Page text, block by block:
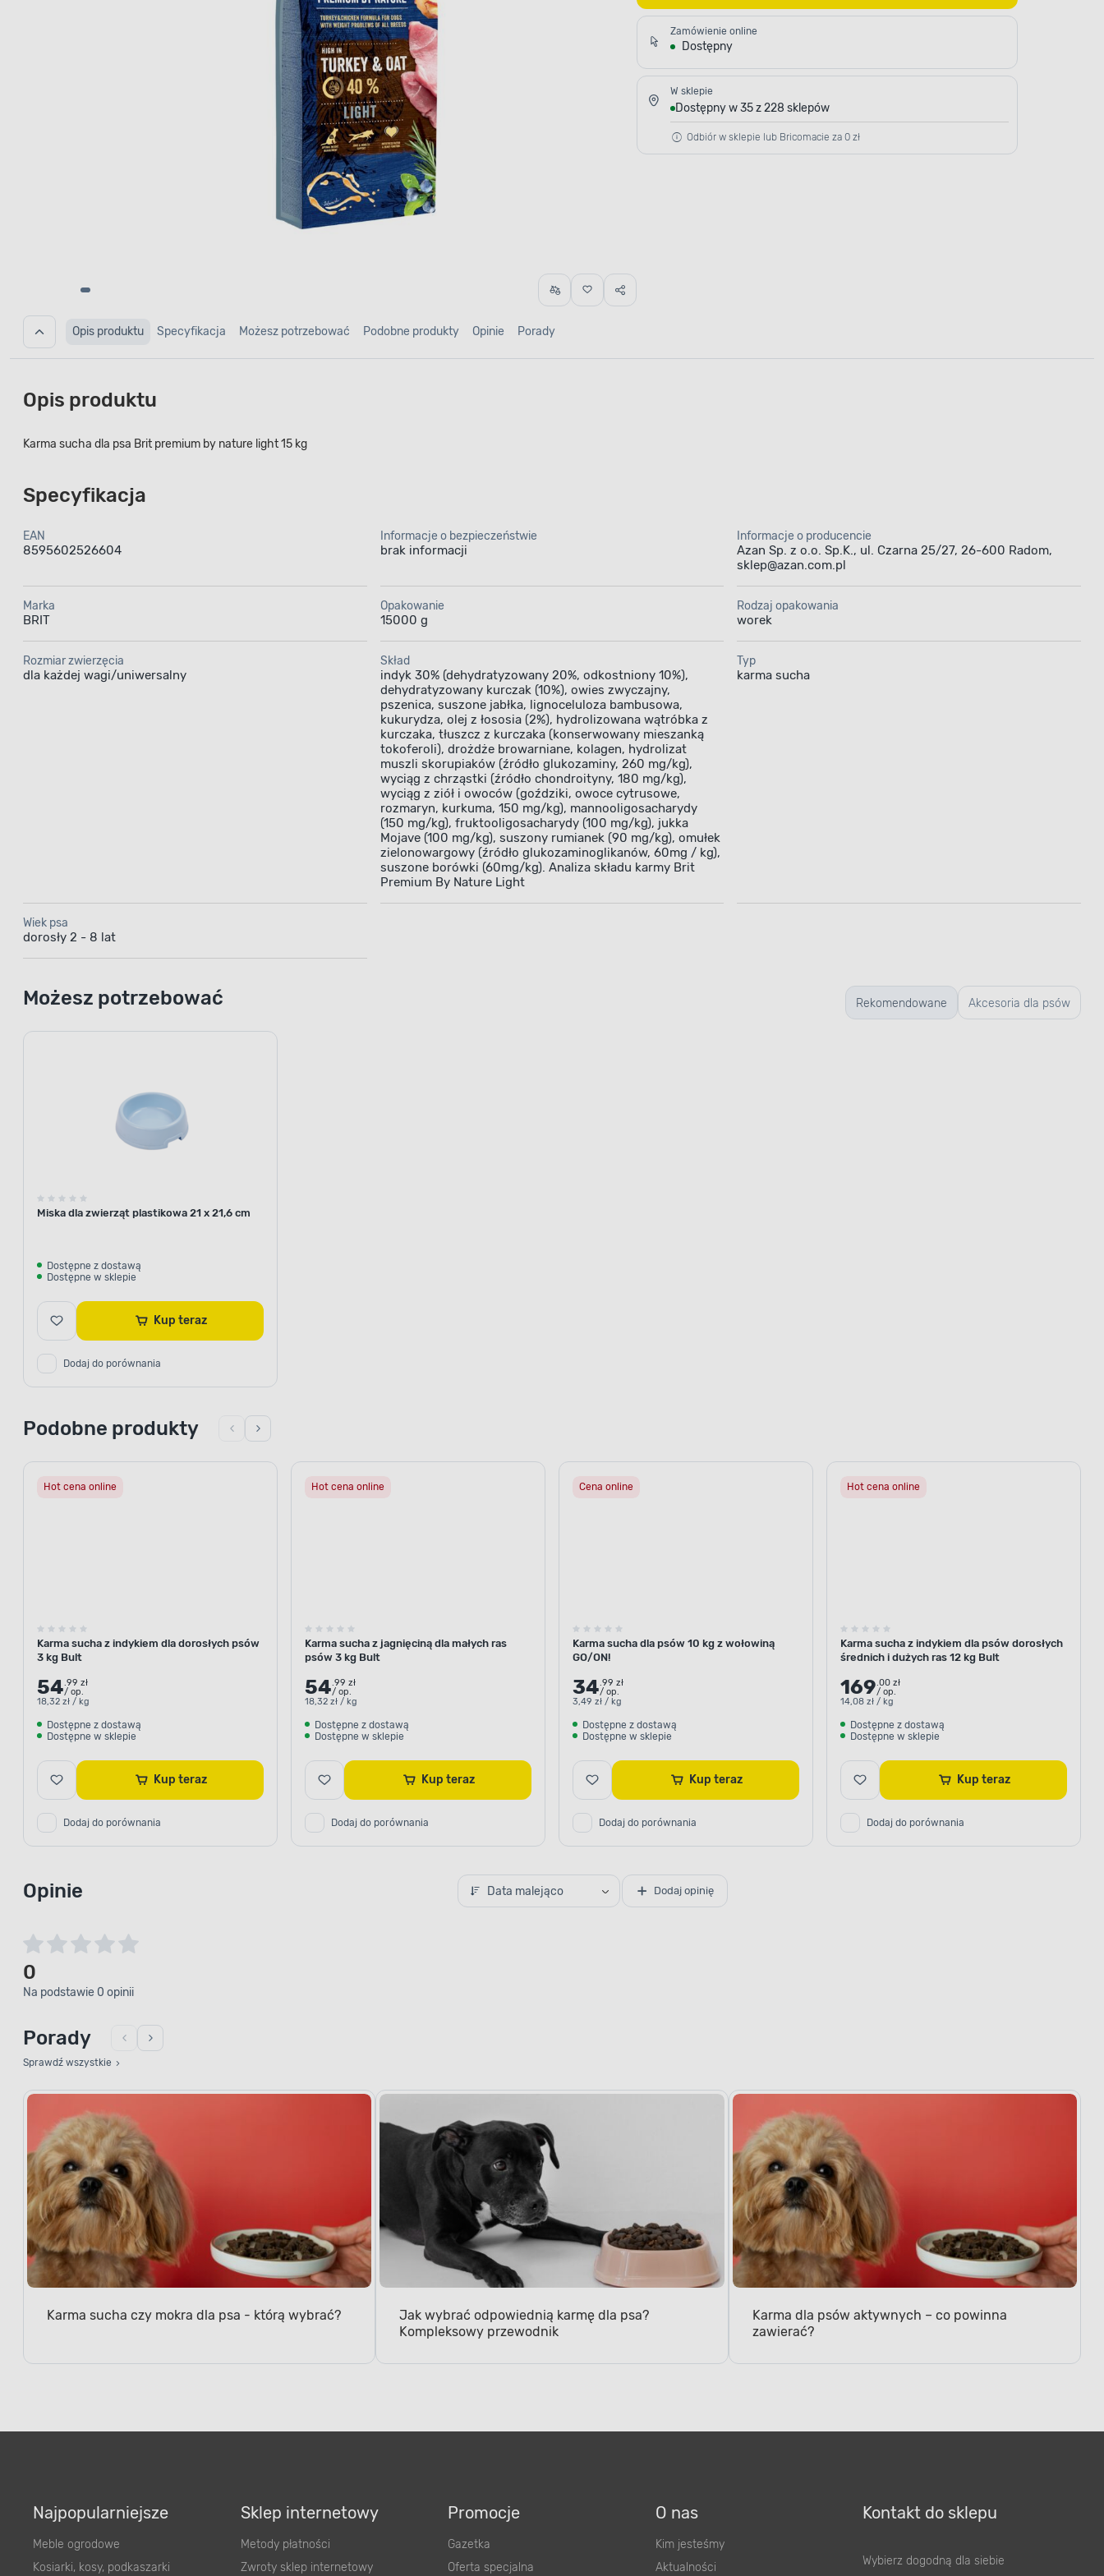
Zamówienie online
Dostępny
W sklepie
Dostępny w 35 z 228 sklepów
Odbiór w sklepie lub Bricomacie za 0 zł
Opis produktu Specyfikacja Możesz potrzebować Podobne produkty Opinie Porady
Opis produktu
Karma sucha dla psa Brit premium by nature light 15 kg
Specyfikacja
EAN
8595602526604
Informacje o bezpieczeństwie
brak informacji
Informacje o producencie
Azan Sp. z o.o. Sp.K., ul. Czarna 25/27, 26-600 Radom,
sklep@azan.com.pl
Marka
BRIT
Opakowanie
15000 g
Rodzaj opakowania
worek
Rozmiar zwierzęcia
dla każdej wagi/uniwersalny
Skład
indyk 30% (dehydratyzowany 20%, odkostniony 10%),
dehydratyzowany kurczak (10%), owies zwyczajny,
pszenica, suszone jabłka, lignoceluloza bambusowa,
kukurydza, olej z łososia (2%), hydrolizowana wątróbka z
kurczaka, tłuszcz z kurczaka (konserwowany mieszanką
tokoferoli), drożdże browarniane, kolagen, hydrolizat
muszli skorupiaków (źródło glukozaminy, 260 mg/kg),
wyciąg z chrząstki (źródło chondroityny, 180 mg/kg),
wyciąg z ziół i owoców (goździki, owoce cytrusowe,
rozmaryn, kurkuma, 150 mg/kg), mannooligosacharydy
(150 mg/kg), fruktooligosacharydy (100 mg/kg), jukka
Mojave (100 mg/kg), suszony rumianek (90 mg/kg), omułek
zielonowargowy (źródło glukozaminoglikanów, 60mg / kg),
suszone borówki (60mg/kg). Analiza składu karmy Brit
Premium By Nature Light
Typ
karma sucha
Wiek psa
dorosły 2 - 8 lat
Rekomendowane Akcesoria dla psów
Możesz potrzebować
Miska dla zwierząt plastikowa 21 x 21,6 cm
Dostępne z dostawą
Dostępne w sklepie
Kup teraz
Dodaj do porównania
Podobne produkty
Hot cena online
Karma sucha z indykiem dla dorosłych psów
3 kg Bult
54.99 zł
/ op.
18,32 zł / kg
Dostępne z dostawą
Dostępne w sklepie
Kup teraz
Dodaj do porównania
Hot cena online
Karma sucha z jagnięciną dla małych ras
psów 3 kg Bult
54.99 zł
/ op.
18,32 zł / kg
Dostępne z dostawą
Dostępne w sklepie
Kup teraz
Dodaj do porównania
Cena online
Karma sucha dla psów 10 kg z wołowiną
GO/ON!
34.99 zł
/ op.
3,49 zł / kg
Dostępne z dostawą
Dostępne w sklepie
Kup teraz
Dodaj do porównania
Hot cena online
Karma sucha z indykiem dla psów dorosłych
średnich i dużych ras 12 kg Bult
169.00 zł
/ op.
14,08 zł / kg
Dostępne z dostawą
Dostępne w sklepie
Kup teraz
Dodaj do porównania
Opinie Data malejąco Dodaj opinię
0
Na podstawie 0 opinii
Porady
Sprawdź wszystkie
Karma sucha czy mokra dla psa - którą wybrać?
Jak wybrać odpowiednią karmę dla psa?
Kompleksowy przewodnik
Karma dla psów aktywnych – co powinna
zawierać?
Najpopularniejsze
Meble ogrodowe
Kosiarki, kosy, podkaszarki
Sklep internetowy
Metody płatności
Zwroty sklep internetowy
Promocje
Gazetka
Oferta specjalna
O nas
Kim jesteśmy
Aktualności
Kontakt do sklepu
Wybierz dogodną dla siebie